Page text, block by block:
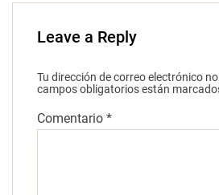
Leave a Reply
Tu dirección de correo electrónico
campos obligatorios están
Comentario *